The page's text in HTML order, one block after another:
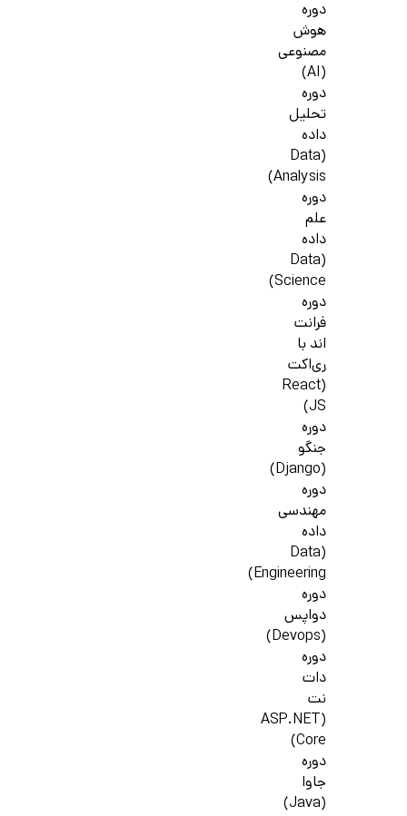
دوره
هوش
مصنوعی
(AI)
دوره
تحلیل
داده
(Data
Analysis)
دوره
علم
داده
(Data
Science)
دوره
فرانت
اند با
ری‌اکت
(React
JS)
دوره
جنگو
(Django)
دوره
مهندسی
داده
(Data
Engineering)
دوره
دواپس
(Devops)
دوره
دات
نت
(ASP.NET
Core)
دوره
جاوا
(Java)